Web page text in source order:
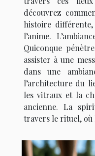
découvrez
histoire
l’anime.
Quiconque
assister à une
dans une
l’architecture du
les vitraux et la
ancienne. La
travers le rituel, où